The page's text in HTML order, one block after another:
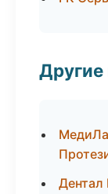
Другие
Дентал